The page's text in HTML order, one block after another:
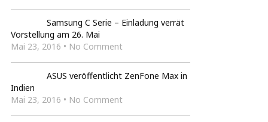
Samsung C Serie – Einladung verrät
Vorstellung am 26. Mai
Mai 23, 2016 • No Comment
ASUS veröffentlicht ZenFone Max in
Indien
Mai 23, 2016 • No Comment